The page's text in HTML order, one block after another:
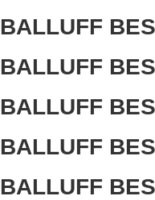
BALLUFF
BALLUFF
BALLUFF
BALLUFF
BALLUFF